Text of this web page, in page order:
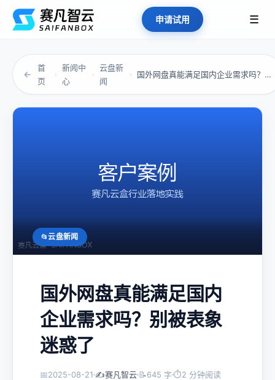
申请试用 ☰
←
首
页
›
新闻中
心
›
云盘新
闻
› 国外网盘真能满足国内企业需求吗？别被表象迷惑...
云盘新闻
国外网盘真能满足国内
企业需求吗？别被表象
迷惑了
📅2025-08-21 ✍️赛凡智云 📝645 字 ⏱2 分钟阅读